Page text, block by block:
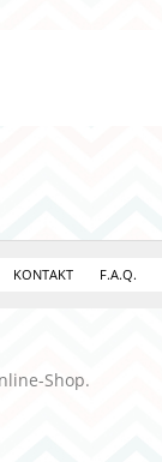
KONTAKT F.A.Q.
Shop.